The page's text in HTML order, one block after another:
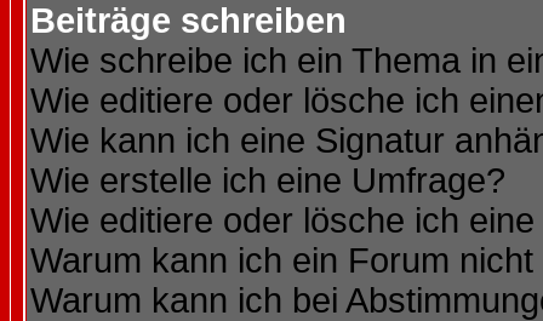
Beiträge schreiben
Wie schreibe ich ein Thema in
Wie editiere oder lösche ich
Wie kann ich eine Signatur
Wie erstelle ich eine Umfrage?
Wie editiere oder lösche ich
Warum kann ich ein Forum
Warum kann ich bei